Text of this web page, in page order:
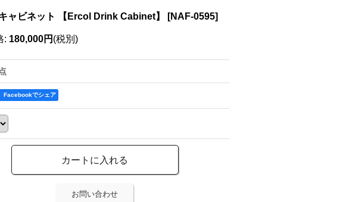
ャビネット 【Ercol Drink Cabinet】 [NAF-0595]
: 180,000円 (税別)
Facebookでシェア
お問い合わせ